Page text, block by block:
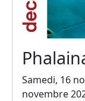
Samedi, 16
novembre